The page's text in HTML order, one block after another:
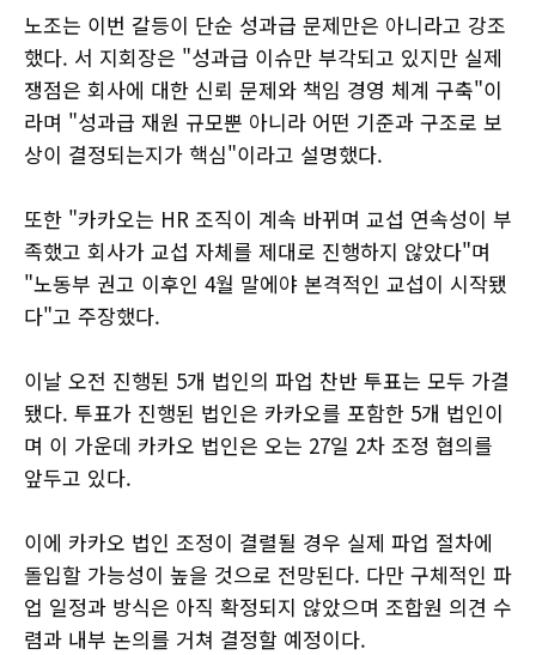
노조는 이번 갈등이 단순 성과급 문제만은 아니라고 강조
했다. 서 지회장은 "성과급 이슈만 부각되고 있지만 실제
쟁점은 회사에 대한 신뢰 문제와 책임 경영 체계 구축"이
라며 "성과급 재원 규모뿐 아니라 어떤 기준과 구조로 보
상이 결정되는지가 핵심"이라고 설명했다.
또한 "카카오는 HR 조직이 계속 바뀌며 교섭 연속성이 부
족했고 회사가 교섭 자체를 제대로 진행하지 않았다"며
"노동부 권고 이후인 4월 말에야 본격적인 교섭이 시작됐
다"고 주장했다.
이날 오전 진행된 5개 법인의 파업 찬반 투표는 모두 가결
됐다. 투표가 진행된 법인은 카카오를 포함한 5개 법인이
며 이 가운데 카카오 법인은 오는 27일 2차 조정 협의를
앞두고 있다.
이에 카카오 법인 조정이 결렬될 경우 실제 파업 절차에
돌입할 가능성이 높을 것으로 전망된다. 다만 구체적인 파
업 일정과 방식은 아직 확정되지 않았으며 조합원 의견 수
렴과 내부 논의를 거쳐 결정할 예정이다.